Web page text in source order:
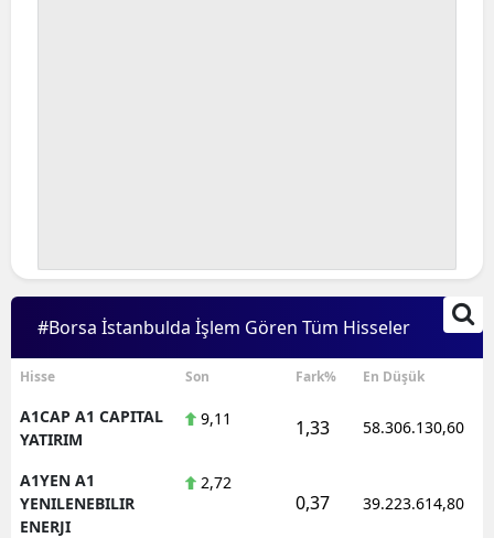
#Borsa İstanbulda İşlem Gören Tüm Hisseler
Hisse Son Fark% En Düşük
A1CAP A1 CAPITAL
YATIRIM
9,11 1,33 58.306.130,60
A1YEN A1
YENILENEBILIR
ENERJI
2,72
0,37 39.223.614,80